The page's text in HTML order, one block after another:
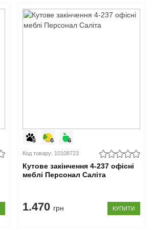
Код товару: 10108723
Кутове закінчення 4-237 офісні
меблі Персонал Саліта
1.470 грн КУПИТИ